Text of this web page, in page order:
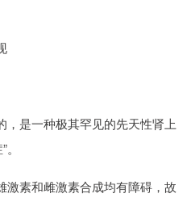
是一种极其罕见的先天性肾上
素和雌激素合成均有障碍，故